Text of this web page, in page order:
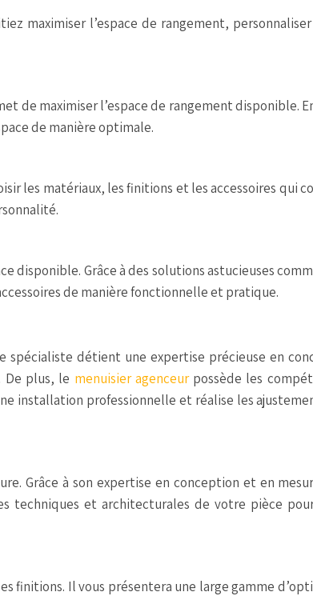
maximiser l’espace de rangement,
de maximiser l’espace de rangement disponible.
de manière optimale.
les matériaux, les finitions et les accessoires qui
disponible. Grâce à des solutions astucieuses
de manière fonctionnelle et pratique.
spécialiste détient une expertise précieuse en
De plus, le menuisier agenceurpossède les
installation professionnelle et réalise les
Grâce à son expertise en conception et en
techniques et architecturales de votre pièce
finitions. Il vous présentera une large gamme